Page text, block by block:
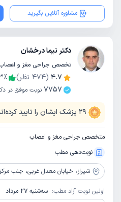
مشاوره آنلاین بگیرید
دکتر نیما درخشان
تخصص جراحی مغز و
4.7
(
474 نظر) ٪
7757 نوبت موفق در
29 پزشک ایشان را تایید
متخصص جراحی مغز و اعصاب
نوبت‌دهی مطب
شیراز، خیابان معدل غربی، جنب مرکز
اولین نوبت آزاد مطب: سه‌شنبه 27 مرداد